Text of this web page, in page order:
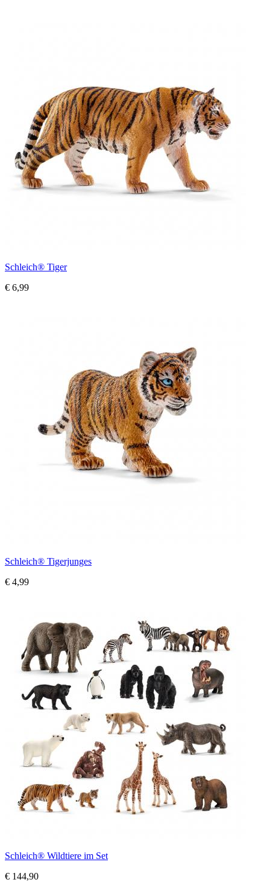
Schleich® Tiger
€ 6,99
Schleich® Tigerjunges
€ 4,99
Schleich® Wildtiere im Set
€ 144,90